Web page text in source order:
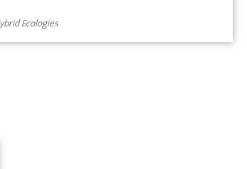
Ecologies